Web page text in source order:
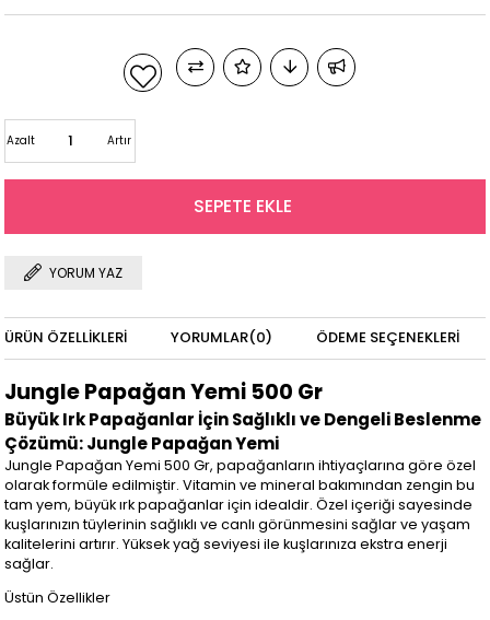
Artır
Azalt
YORUM YAZ
ÜRÜN ÖZELLIKLERI YORUMLAR(0) ÖDEME SEÇENEKLERI
Jungle Papağan Yemi 500 Gr
Büyük Irk Papağanlar İçin Sağlıklı ve Dengeli Beslenme
Çözümü: Jungle Papağan Yemi
Jungle Papağan Yemi 500 Gr, papağanların ihtiyaçlarına göre özel
olarak formüle edilmiştir. Vitamin ve mineral bakımından zengin bu
tam yem, büyük ırk papağanlar için idealdir. Özel içeriği sayesinde
kuşlarınızın tüylerinin sağlıklı ve canlı görünmesini sağlar ve yaşam
kalitelerini artırır. Yüksek yağ seviyesi ile kuşlarınıza ekstra enerji
sağlar.
Üstün Özellikler